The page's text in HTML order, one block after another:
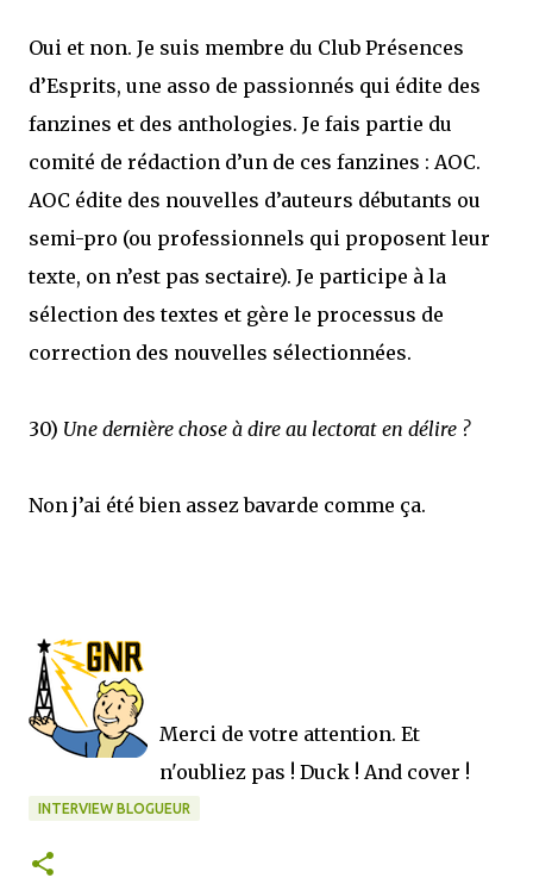
Oui et non. Je suis membre du Club Présences
d’Esprits, une asso de passionnés qui édite des
fanzines et des anthologies. Je fais partie du
comité de rédaction d’un de ces fanzines : AOC.
AOC édite des nouvelles d’auteurs débutants ou
semi-pro (ou professionnels qui proposent leur
texte, on n’est pas sectaire). Je participe à la
sélection des textes et gère le processus de
correction des nouvelles sélectionnées.
30) Une dernière chose à dire au lectorat en délire ?
Non j’ai été bien assez bavarde comme ça.
Merci de votre attention. Et
n'oubliez pas ! Duck ! And cover !
INTERVIEW BLOGUEUR